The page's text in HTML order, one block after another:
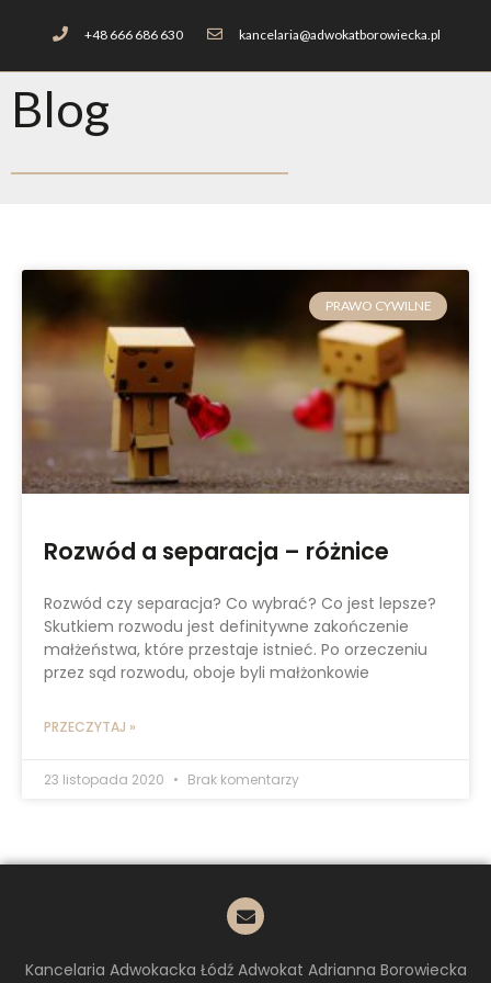
+48 666 686 630 kancelaria@adwokatborowiecka.pl
Blog
PRAWO CYWILNE
Rozwód a separacja – różnice
Rozwód czy separacja? Co wybrać? Co jest lepsze?
Skutkiem rozwodu jest definitywne zakończenie
małżeństwa, które przestaje istnieć. Po orzeczeniu
przez sąd rozwodu, oboje byli małżonkowie
PRZECZYTAJ »
23 listopada 2020 Brak komentarzy
Kancelaria Adwokacka Łódź Adwokat Adrianna Borowiecka